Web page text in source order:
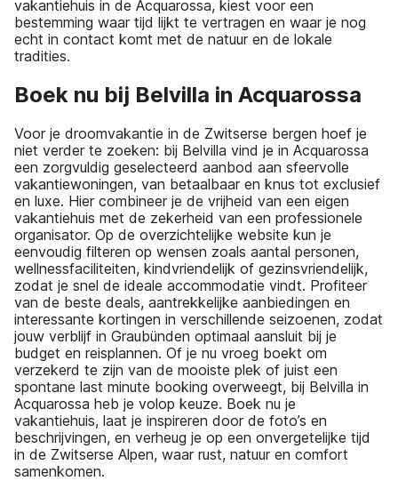
vakantiehuis in de Acquarossa, kiest voor een
bestemming waar tijd lijkt te vertragen en waar je nog
echt in contact komt met de natuur en de lokale
tradities.
Boek nu bij Belvilla in Acquarossa
Voor je droomvakantie in de Zwitserse bergen hoef je
niet verder te zoeken: bij Belvilla vind je in Acquarossa
een zorgvuldig geselecteerd aanbod aan sfeervolle
vakantiewoningen, van betaalbaar en knus tot exclusief
en luxe. Hier combineer je de vrijheid van een eigen
vakantiehuis met de zekerheid van een professionele
organisator. Op de overzichtelijke website kun je
eenvoudig filteren op wensen zoals aantal personen,
wellnessfaciliteiten, kindvriendelijk of gezinsvriendelijk,
zodat je snel de ideale accommodatie vindt. Profiteer
van de beste deals, aantrekkelijke aanbiedingen en
interessante kortingen in verschillende seizoenen, zodat
jouw verblijf in Graubünden optimaal aansluit bij je
budget en reisplannen. Of je nu vroeg boekt om
verzekerd te zijn van de mooiste plek of juist een
spontane last minute booking overweegt, bij Belvilla in
Acquarossa heb je volop keuze. Boek nu je
vakantiehuis, laat je inspireren door de foto’s en
beschrijvingen, en verheug je op een onvergetelijke tijd
in de Zwitserse Alpen, waar rust, natuur en comfort
samenkomen.